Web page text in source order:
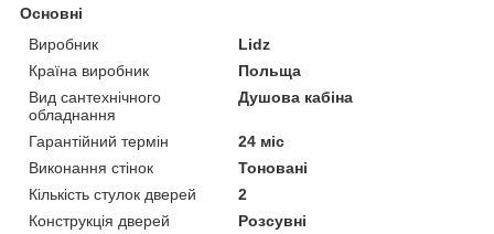
Основні
Виробник
Lidz
Країна виробник
Польща
Вид сантехнічного
обладнання
Душова кабіна
Гарантійний термін
24 міс
Виконання стінок
Тоновані
Кількість стулок дверей
2
Конструкція дверей
Розсувні